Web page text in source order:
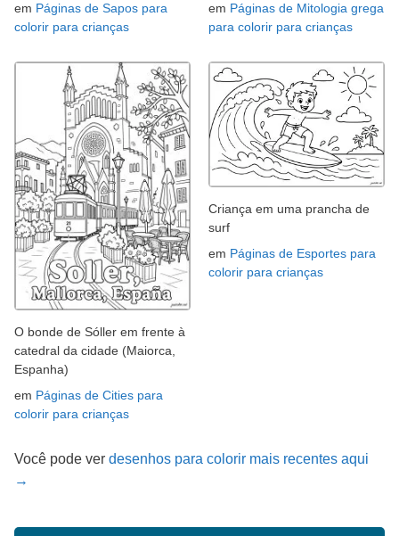
em Páginas de Sapos para
colorir para crianças
em Páginas de Mitologia grega
para colorir para crianças
O bonde de Sóller em frente à
catedral da cidade (Maiorca,
Espanha)
em Páginas de Cities para
colorir para crianças
Criança em uma prancha de
surf
em Páginas de Esportes para
colorir para crianças
Você pode ver desenhos para colorir mais recentes aqui
→